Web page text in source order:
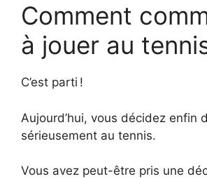
Comment
à jouer au
C’est parti !
Aujourd’hui, vous décidez enfin
sérieusement au tennis.
Vous avez peut-être pris une